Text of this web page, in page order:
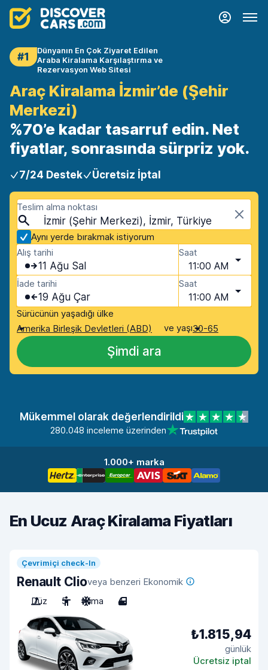
#1
Dünyanın En Çok Ziyaret Edilen
Araba Kiralama Karşılaştırma ve
Rezervasyon Web Sitesi
Araç Kiralama İzmir’de (Şehir
Merkezi)
%70’e kadar tasarruf edin. Net
fiyatlar, sonrasında sürpriz yok.
7/24 Destek Ücretsiz İptal
Teslim alma noktası
İzmir (Şehir Merkezi), İzmir, Türkiye
Aynı yerde bırakmak istiyorum
Alış tarihi
11 Ağu Sal
Saat
11:00 AM
İade tarihi
19 Ağu Çar
Saat
11:00 AM
Sürücünün yaşadığı ülke
Amerika Birleşik Devletleri (ABD)
ve yaşı30-65
Şimdi ara
Mükemmel olarak değerlendirildi
280.048 inceleme üzerinden
1.000+ marka
En Ucuz Araç Kiralama Fiyatları
Çevrimiçi check-In
Renault Clioveya benzeri Ekonomik
Düz
5 Klima 4
₺1.815,94
günlük
Ücretsiz iptal